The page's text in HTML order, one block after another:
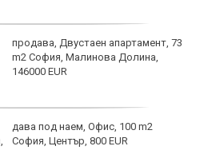
продава, Двустаен апартамент, 73
m2 София, Малинова Долина,
146000 EUR
дава под наем, Офис, 100 m2
София, Център, 800 EUR